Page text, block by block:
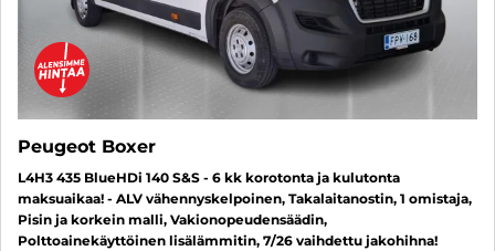
Peugeot Boxer
L4H3 435 BlueHDi 140 S&S - 6 kk korotonta ja kulutonta
maksuaikaa! - ALV vähennyskelpoinen, Takalaitanostin, 1 omistaja,
Pisin ja korkein malli, Vakionopeudensäädin,
Polttoainekäyttöinen lisälämmitin, 7/26 vaihdettu jakohihna!